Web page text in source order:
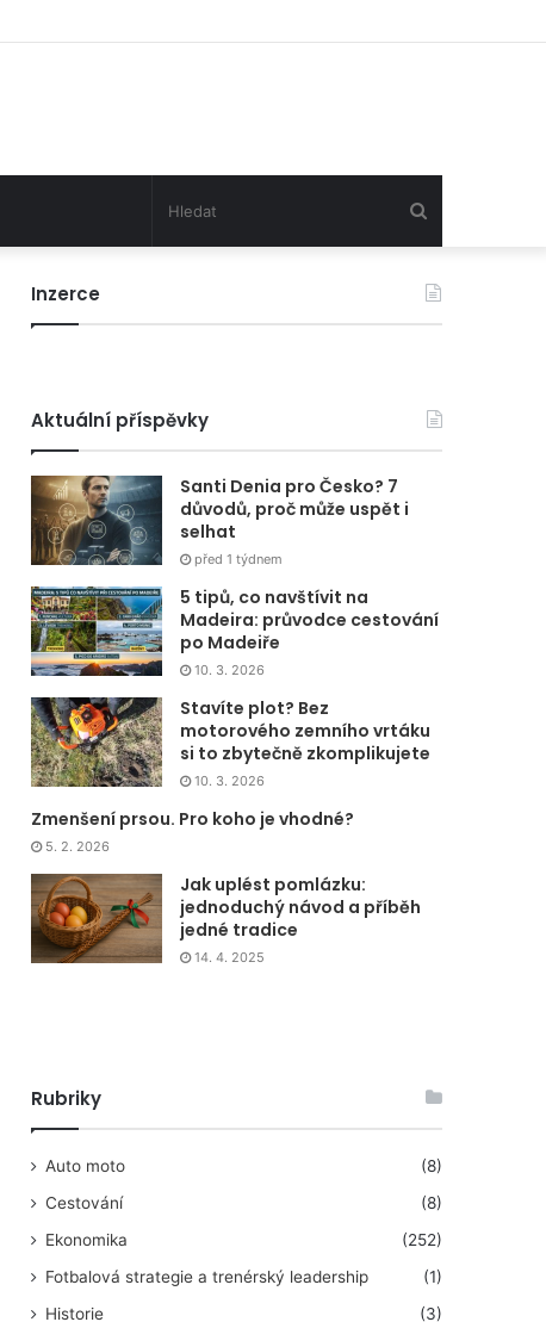
Inzerce
Aktuální příspěvky
Santi Denia pro Česko? 7
důvodů, proč může uspět i
selhat
před 1 týdnem
5 tipů, co navštívit na
Madeira: průvodce cestování
po Madeiře
10. 3. 2026
Stavíte plot? Bez
motorového zemního vrtáku
si to zbytečně zkomplikujete
10. 3. 2026
Zmenšení prsou. Pro koho je vhodné?
5. 2. 2026
Jak uplést pomlázku:
jednoduchý návod a příběh
jedné tradice
14. 4. 2025
Rubriky
Auto moto
(8)
Cestování
(8)
Ekonomika
(252)
Fotbalová strategie a trenérský leadership
(1)
Historie
(3)